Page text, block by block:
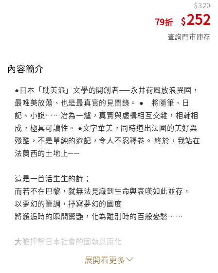
79
320
252
查詢門市庫存
內容簡介
●日本「耽美派」文學的開創者──永井荷風放浪異國，
最唯美放蕩、也是最真實的見聞錄。 ● 將隨筆、日
記、小說……冶為一爐，真實與虛構相互交雜，相輔相
成，極具可讀性。 ●文字華美，同時道出法國的美好與
殘酷，不是單純的遊記，令人不忍釋卷。 終於，我站在
法蘭西的土地上──
這是一首活生生的詩；
而若不在巴黎，就無法見識到生命與哀嘆如此並存。
以夢幻的筆調，抒寫夢幻的國度
將邂逅時的瞬間驚艷，化為離別時的百般憂愁……
大膽抨擊日本社會的固執與腐化
甫出版隨即遭禁，永恆的文字逸品
展開看更多